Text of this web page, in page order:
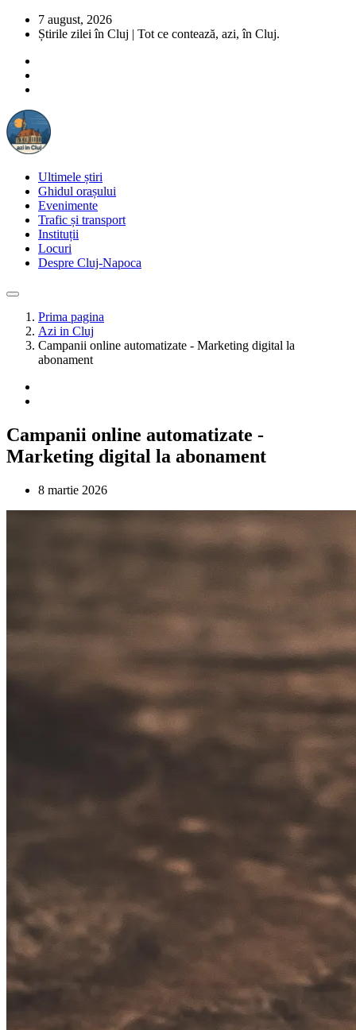
7 august, 2026
Știrile zilei în Cluj | Tot ce contează, azi, în Cluj.
Ultimele știri
Ghidul orașului
Evenimente
Trafic și transport
Instituții
Locuri
Despre Cluj-Napoca
Prima pagina
Azi in Cluj
Campanii online automatizate - Marketing digital la
abonament
Campanii online automatizate -
Marketing digital la abonament
8 martie 2026